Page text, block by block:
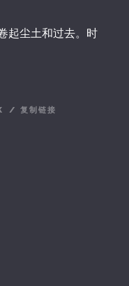
起尘土和过去。时
/ 复制链接